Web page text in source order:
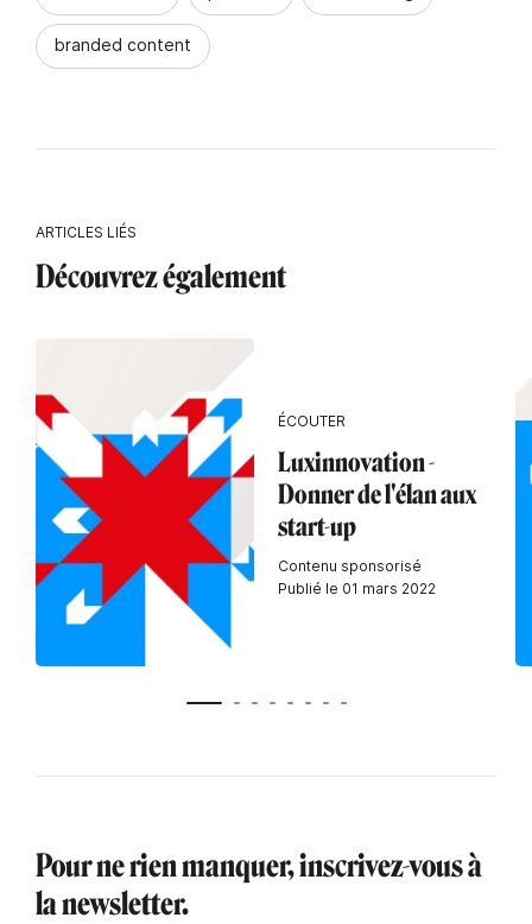
branded content
ARTICLES LIÉS
Découvrez également
ÉCOUTER
Luxinnovation -
Donner de l'élan aux
start-up
Contenu sponsorisé
Publié le 01 mars 2022
Pour ne rien manquer, inscrivez-vous à
la newsletter.